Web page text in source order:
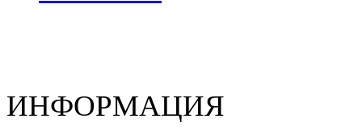
ИНФОРМАЦИЯ